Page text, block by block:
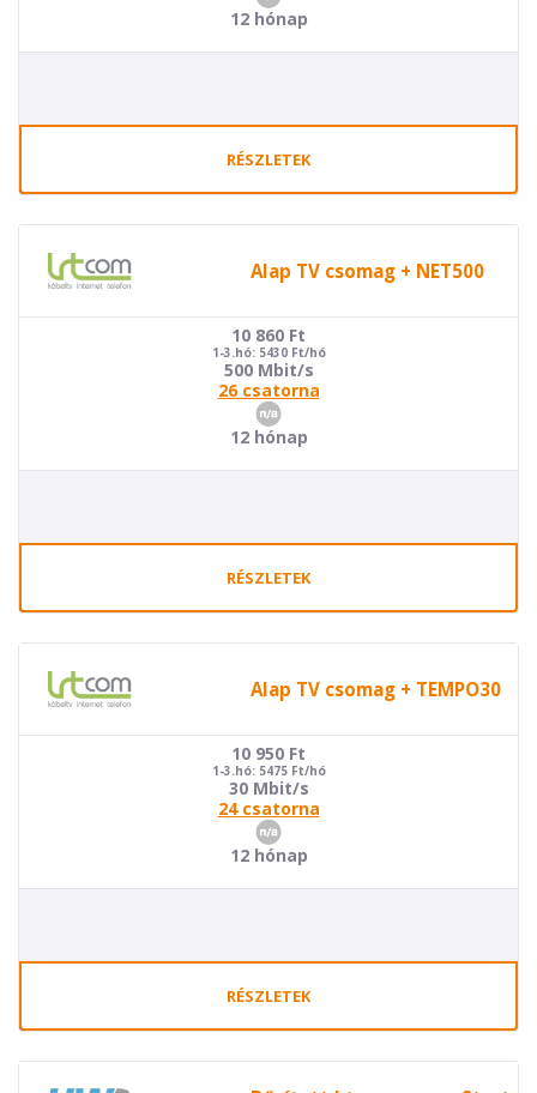
12 hónap
RÉSZLETEK
Alap TV csomag + NET500
10 860 Ft
1-3.hó: 5430 Ft/hó
500 Mbit/s
26 csatorna
12 hónap
RÉSZLETEK
Alap TV csomag + TEMPO30
10 950 Ft
1-3.hó: 5475 Ft/hó
30 Mbit/s
24 csatorna
12 hónap
RÉSZLETEK